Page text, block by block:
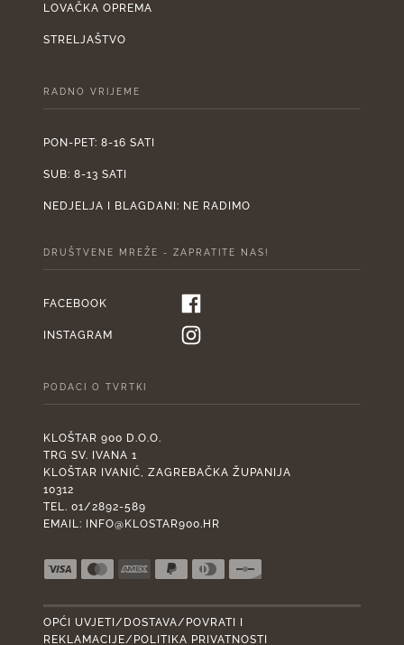
LOVAČKA OPREMA
STRELJAŠTVO
RADNO VRIJEME
PON-PET: 8-16 SATI
SUB: 8-13 SATI
NEDJELJA I BLAGDANI: NE RADIMO
DRUŠTVENE MREŽE - ZAPRATITE NAS!
FACEBOOK
INSTAGRAM
PODACI O TVRTKI
KLOŠTAR 900 D.O.O.
TRG SV. IVANA 1
KLOŠTAR IVANIĆ, ZAGREBAČKA ŽUPANIJA
10312
TEL. 01/2892-589
EMAIL:
INFO@KLOSTAR900.HR
OPĆI UVJETI/DOSTAVA/POVRATI I
REKLAMACIJE/POLITIKA PRIVATNOSTI